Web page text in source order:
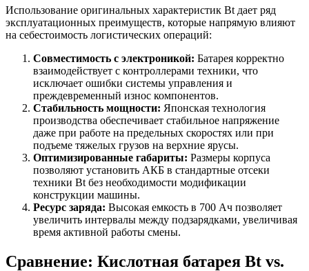
Использование оригинальных характеристик Bt дает ряд
эксплуатационных преимуществ, которые напрямую влияют
на себестоимость логистических операций:
Совместимость с электроникой: Батарея корректно
взаимодействует с контроллерами техники, что
исключает ошибки системы управления и
преждевременный износ компонентов.
Стабильность мощности: Японская технология
производства обеспечивает стабильное напряжение
даже при работе на предельных скоростях или при
подъеме тяжелых грузов на верхние ярусы.
Оптимизированные габариты: Размеры корпуса
позволяют установить АКБ в стандартные отсеки
техники Bt без необходимости модификации
конструкции машины.
Ресурс заряда: Высокая емкость в 700 Ач позволяет
увеличить интервалы между подзарядками, увеличивая
время активной работы смены.
Сравнение: Кислотная батарея Bt vs.